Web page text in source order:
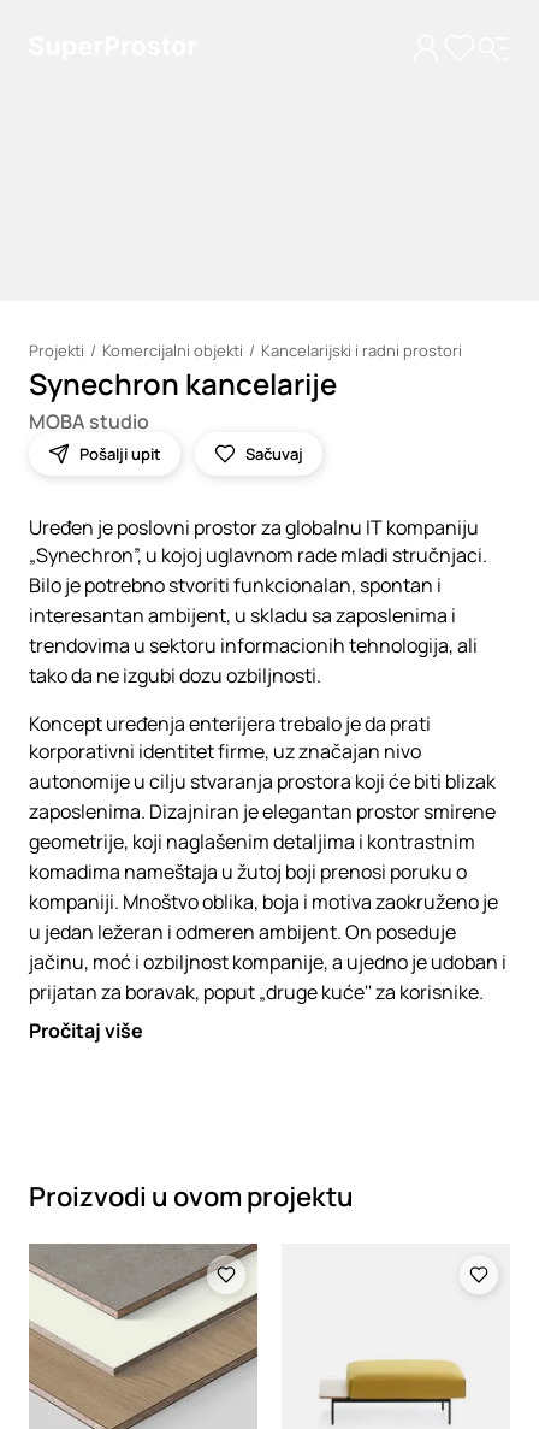
Loading
Projekti Komercijalni objekti Kancelarijski i radni prostori
Synechron kancelarije
MOBA studio
Pošalji upit Sačuvaj
Uređen je poslovni prostor za globalnu IT kompaniju
„Synechron”, u kojoj uglavnom rade mladi stručnjaci.
Bilo je potrebno stvoriti funkcionalan, spontan i
interesantan ambijent, u skladu sa zaposlenima i
trendovima u sektoru informacionih tehnologija, ali
tako da ne izgubi dozu ozbiljnosti.
Koncept uređenja enterijera trebalo je da prati
korporativni identitet firme, uz značajan nivo
autonomije u cilju stvaranja prostora koji će biti blizak
zaposlenima. Dizajniran je elegantan prostor smirene
geometrije, koji naglašenim detaljima i kontrastnim
komadima nameštaja u žutoj boji prenosi poruku o
kompaniji. Mnoštvo oblika, boja i motiva zaokruženo je
u jedan ležeran i odmeren ambijent. On poseduje
jačinu, moć i ozbiljnost kompanije, a ujedno je udoban i
prijatan za boravak, poput „druge kuće'' za korisnike.
Pročitaj više
Proizvodi u ovom projektu
Loading